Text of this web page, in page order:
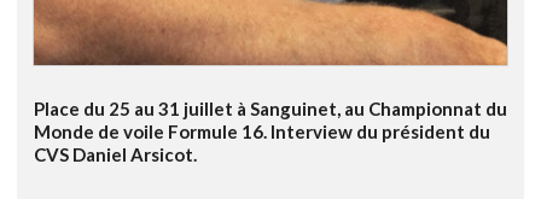
Place du 25 au 31 juillet à Sanguinet, au Championnat du
Monde de voile Formule 16. Interview du président du
CVS Daniel Arsicot.